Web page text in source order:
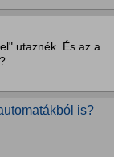
utaznék. És az a
is?